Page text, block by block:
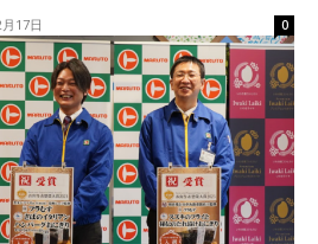
17日 0